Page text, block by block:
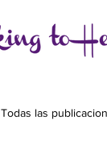
Todas las